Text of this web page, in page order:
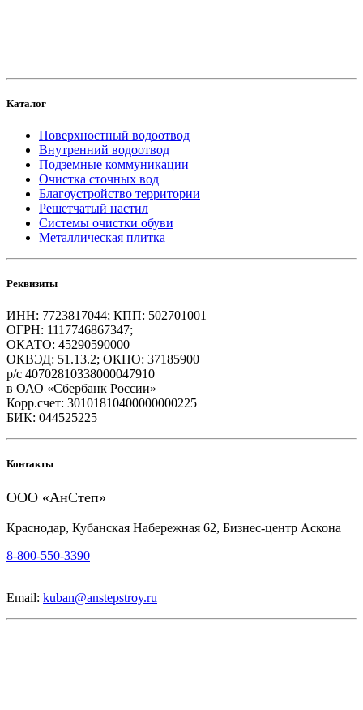
Каталог
Поверхностный водоотвод
Внутренний водоотвод
Подземные коммуникации
Очистка сточных вод
Благоустройство территории
Решетчатый настил
Системы очистки обуви
Металлическая плитка
Реквизиты
ИНН: 7723817044; КПП: 502701001
ОГРН: 1117746867347;
ОКАТО: 45290590000
ОКВЭД: 51.13.2; ОКПО: 37185900
р/с 40702810338000047910
в ОАО «Сбербанк России»
Корр.счет: 30101810400000000225
БИК: 044525225
Контакты
ООО «АнСтеп»
Краснодар, Кубанская Набережная 62, Бизнес-центр Аскона
8-800-550-3390
Email: kuban@anstepstroy.ru